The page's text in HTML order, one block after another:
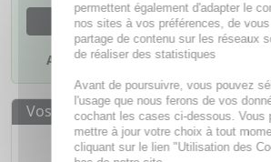
M'avertir dès que le produit sera
Ajouter à mes favoris
Vos avantages
Des prixIMBATTABLES
permettent également d'adapter le
nos sites à vos préférences, de
partage de contenu sur les réseaux
de réaliser des statistiques
Avant de poursuivre, vous pouvez
l'usage que nous ferons de vos
cochant les cases ci-dessous. Vous
mettre à jour votre choix à tout
cliquant sur le lien "Utilisation des